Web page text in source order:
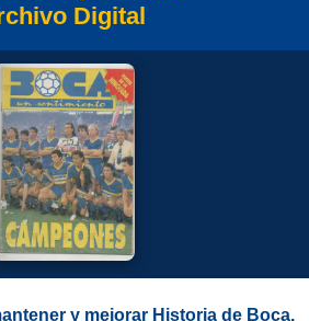
Digital
y mejorar Historia de Boca.